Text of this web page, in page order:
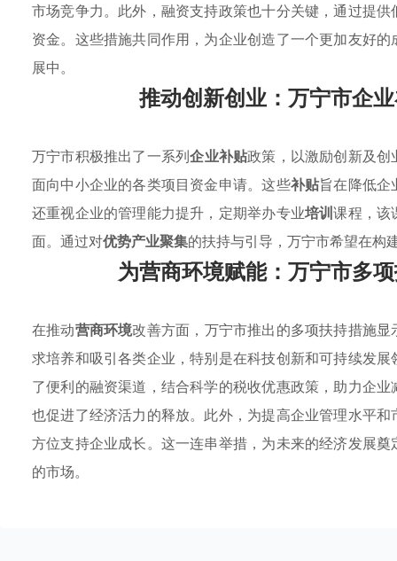
市场竞争力。此外，融资支持政策也十分关键，通过提
资金。这些措施共同作用，为企业创造了一个更加友好
展中。
推动创新创业：万宁市企
万宁市积极推出了一系列企业补贴政策，以激励创新及
面向中小企业的各类项目资金申请。这些补贴旨在降低企
还重视企业的管理能力提升，定期举办专业培训课程，该
面。通过对优势产业聚集的扶持与引导，万宁市希望在构
为营商环境赋能：万宁市多
在推动营商环境改善方面，万宁市推出的多项扶持措施
求培养和吸引各类企业，特别是在科技创新和可持续发展
了便利的融资渠道，结合科学的税收优惠政策，助力企
也促进了经济活力的释放。此外，为提高企业管理水平
方位支持企业成长。这一连串举措，为未来的经济发展
的市场。